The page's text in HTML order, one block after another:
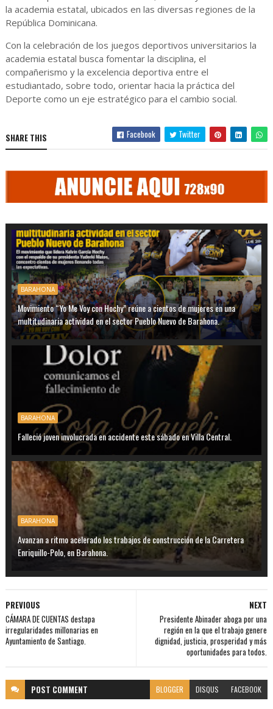
la academia estatal, ubicados en las diversas regiones de la
República Dominicana.
Con la celebración de los juegos deportivos universitarios la
academia estatal busca fomentar la disciplina, el
compañerismo y la excelencia deportiva entre el
estudiantado, sobre todo, orientar hacia la práctica del
Deporte como un eje estratégico para el cambio social.
SHARE THIS Facebook Twitter
BARAHONA
Movimiento “Yo Me Voy con Hochy” reúne a cientos de mujeres en una
multitudinaria actividad en el sector Pueblo Nuevo de Barahona.
BARAHONA
Falleció joven involucrada en accidente este sábado en Villa Central.
BARAHONA
Avanzan a ritmo acelerado los trabajos de construcción de la Carretera
Enriquillo-Polo, en Barahona.
NEXT
Presidente Abinader aboga por una
región en la que el trabajo genere
dignidad, justicia, prosperidad y más
oportunidades para todos.
PREVIOUS
CÁMARA DE CUENTAS destapa
irregularidades millonarias en
Ayuntamiento de Santiago.
POST COMMENT BLOGGER DISQUS FACEBOOK